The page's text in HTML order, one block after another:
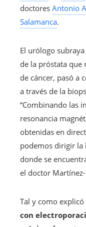
doctores Antonio
Salamanca.
El urólogo
de la próstata que
de cáncer, pasó a
a través de la
“Combinando las
resonancia
obtenidas en
podemos dirigir la
donde se
el doctor
Tal y como explicó
con